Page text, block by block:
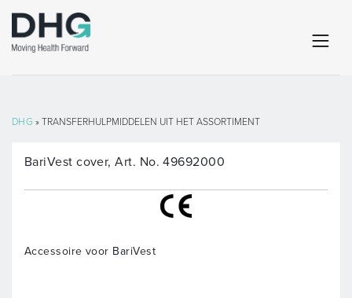
DHG » TRANSFERHULPMIDDELEN UIT HET ASSORTIMENT
BariVest cover, Art. No. 49692000
Accessoire voor BariVest